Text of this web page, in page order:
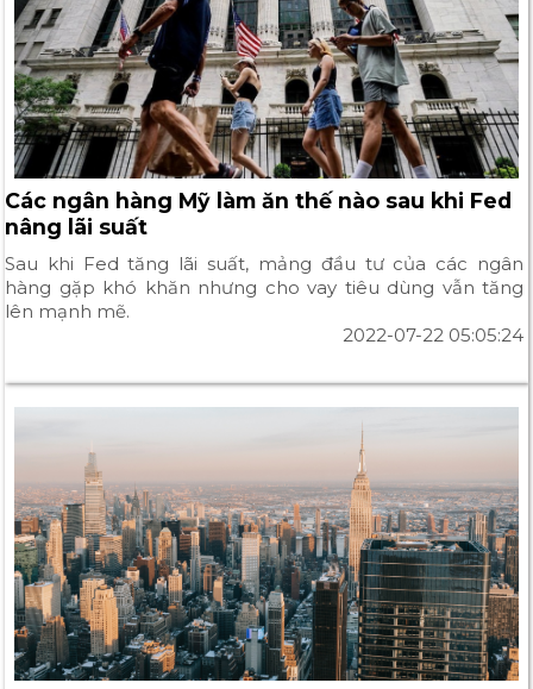
Các ngân hàng Mỹ làm ăn thế nào sau khi Fed
nâng lãi suất
Sau khi Fed tăng lãi suất, mảng đầu tư của các ngân
hàng gặp khó khăn nhưng cho vay tiêu dùng vẫn tăng
lên mạnh mẽ.
2022-07-22 05:05:24